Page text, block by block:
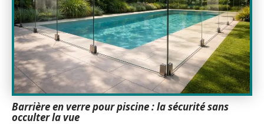
Barrière en verre pour piscine : la sécurité sans
occulter la vue